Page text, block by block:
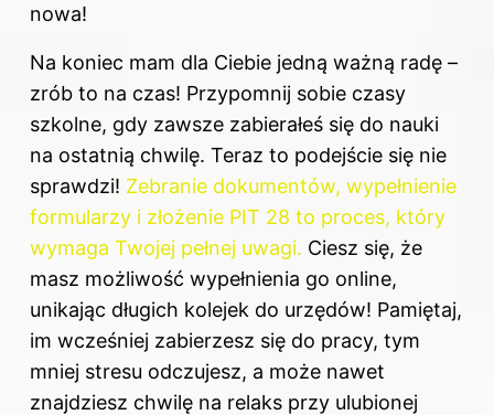
nowa!
Na koniec mam dla Ciebie jedną ważną radę –
zrób to na czas! Przypomnij sobie czasy
szkolne, gdy zawsze zabierałeś się do nauki
na ostatnią chwilę. Teraz to podejście się nie
sprawdzi! Zebranie dokumentów, wypełnienie
formularzy i złożenie PIT 28 to proces, który
wymaga Twojej pełnej uwagi. Ciesz się, że
masz możliwość wypełnienia go online,
unikając długich kolejek do urzędów! Pamiętaj,
im wcześniej zabierzesz się do pracy, tym
mniej stresu odczujesz, a może nawet
znajdziesz chwilę na relaks przy ulubionej